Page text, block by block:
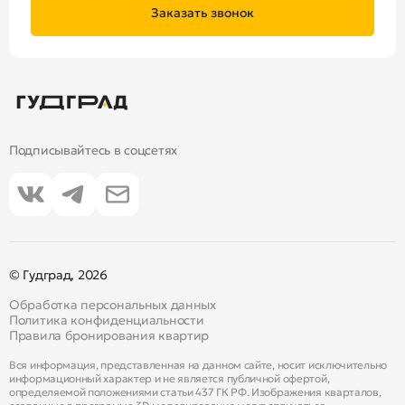
Заказать звонок
Подписывайтесь в соцсетях
© Гудград, 2026
Обработка персональных данных
Политика конфиденциальности
Правила бронирования квартир
Вся информация, представленная на данном сайте, носит исключительно
информационный характер и не является публичной офертой,
определяемой положениями статьи 437 ГК РФ. Изображения кварталов,